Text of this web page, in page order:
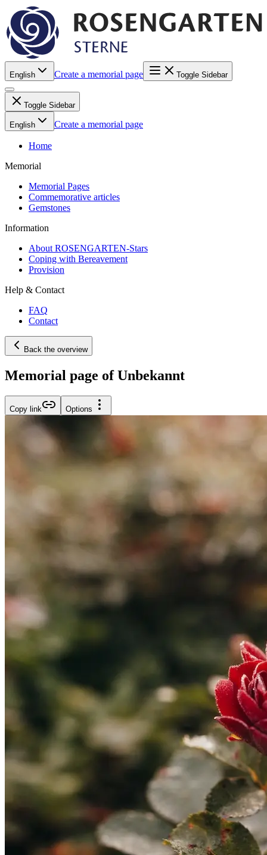
English Create a memorial page Toggle Sidebar
Toggle Sidebar
English Create a memorial page
Home
Memorial
Memorial Pages
Commemorative articles
Gemstones
Information
About ROSENGARTEN-Stars
Coping with Bereavement
Provision
Help & Contact
FAQ
Contact
Back the overview
Memorial page of Unbekannt
Copy link Options